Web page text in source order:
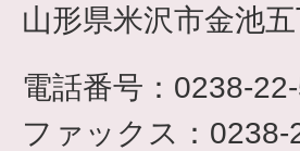
山形県米沢市金池
電話番号：0238-
ファックス：